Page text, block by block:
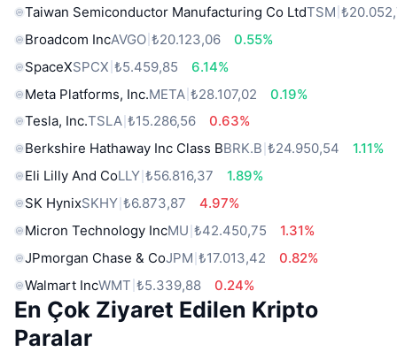
Taiwan Semiconductor Manufacturing Co LtdTSM
Broadcom IncAVGO ₺20.123,06
0.55%
SpaceXSPCX ₺5.459,85
6.14%
Meta Platforms, Inc.META ₺28.107,02
0.19%
Tesla, Inc.TSLA ₺15.286,56
0.63%
Berkshire Hathaway Inc Class BBRK.B ₺24.950,54
1.11%
Eli Lilly And CoLLY ₺56.816,37
1.89%
SK HynixSKHY ₺6.873,87
4.97%
Micron Technology IncMU ₺42.450,75
1.31%
JPmorgan Chase & CoJPM ₺17.013,42
0.82%
Walmart IncWMT ₺5.339,88 0.24%
En Çok Ziyaret Edilen Kripto
Paralar